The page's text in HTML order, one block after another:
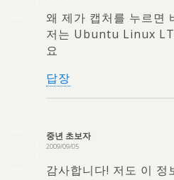
왜 제가 캡처를 누르면
저는 Ubuntu Linux
요
답장
중년 초보자
2009/09/05
감사합니다! 저도 이 정